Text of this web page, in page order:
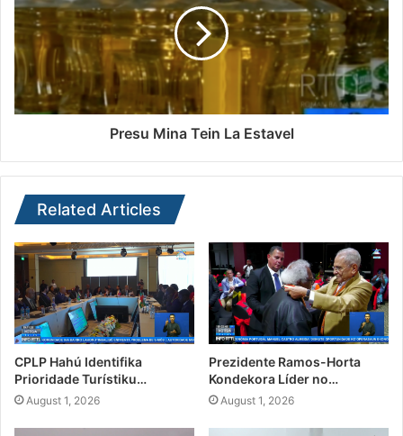
Presu Mina Tein La Estavel
Related Articles
CPLP Hahú Identifika
Prioridade Turístiku…
August 1, 2026
Prezidente Ramos-Horta
Kondekora Líder no…
August 1, 2026